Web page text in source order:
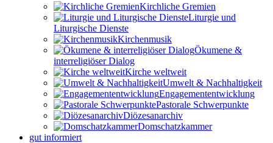
Kirchliche Gremien
Liturgie und
Liturgische Dienste
Kirchenmusik
Ökumene &
interreligiöser Dialog
Kirche weltweit
Umwelt & Nachhaltigkeit
Engagemententwicklung
Pastorale Schwerpunkte
Diözesanarchiv
Domschatzkammer
gut informiert